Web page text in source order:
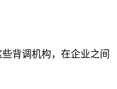
背调机构，在企业之间